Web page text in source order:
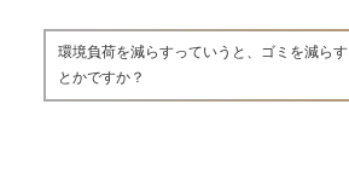
環境負荷を減らすっていうと、ゴミを減らす
とかですか？